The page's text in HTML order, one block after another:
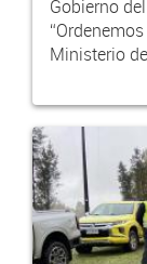
Gobierno
Ministerio